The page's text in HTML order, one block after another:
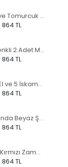
Çiçek ve Tomurcuk Açmış Manolya Forex Tablo
864 TL
Altın Renkli 2 Adet Maske Forex Tablo
864 TL
Siyahi El ve 5 İskambil Forex Tablo
864 TL
Saçlarında Beyaz Şiş Olan Siyahi Kadın Forex Tablo
864 TL
7 Adet Kırmızı Zambak Forex Tablo
864 TL